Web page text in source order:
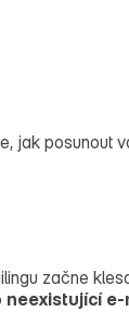
jak posunout
začne
neexistující